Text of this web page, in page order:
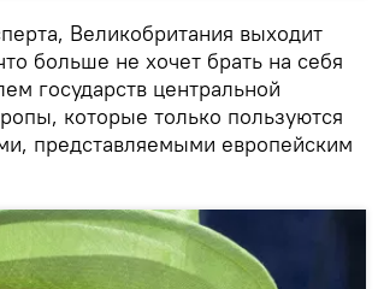
Великобритания выходит
больше не хочет брать на себя
государств центральной
которые только пользуются
представляемыми европейским